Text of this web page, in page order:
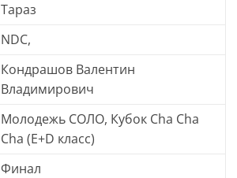
Тараз
NDC,
Кондрашов Валентин
Владимирович
Молодежь СОЛО, Кубок Cha Cha
Cha (E+D класс)
Финал